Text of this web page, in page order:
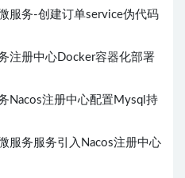
务-创建订单service伪代码
册中心Docker容器化部署
注册中心配置Mysql持
务服务引入Nacos注册中心